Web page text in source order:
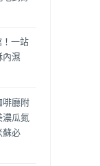
一站
內濕
啡廳附
濃瓜氮
蘇必